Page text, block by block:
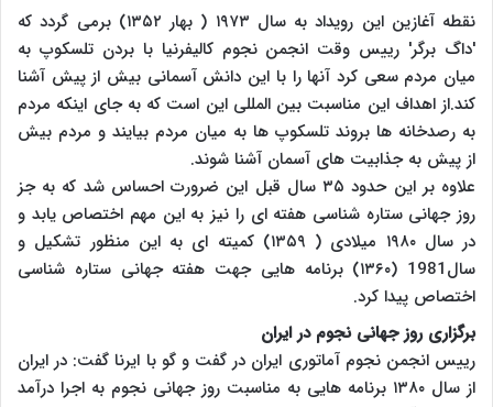
نقطه آغازین این رویداد به سال ۱۹۷۳ ( بهار ۱۳۵۲) برمی گردد که
'داگ برگر' رییس وقت انجمن نجوم کالیفرنیا با بردن تلسکوپ به
میان مردم سعی کرد آنها را با این دانش آسمانی بیش از پیش آشنا
کند.از اهداف این مناسبت بین المللی این است که به جای اینکه مردم
به رصدخانه ها بروند تلسکوپ ها به میان مردم بیایند و مردم بیش
از پیش به جذابیت های آسمان آشنا شوند.
علاوه بر این حدود ۳۵ سال قبل این ضرورت احساس شد که به جز
روز جهانی ستاره شناسی هفته ای را نیز به این مهم اختصاص یابد و
در سال ۱۹۸۰ میلادی ( ۱۳۵۹) کمیته ای به این منظور تشکیل و
سال1981 (۱۳۶۰) برنامه هایی جهت هفته جهانی ستاره شناسی
اختصاص پیدا کرد.
برگزاری روز جهانی نجوم در ایران
رییس انجمن نجوم آماتوری ایران در گفت و گو با ایرنا گفت: در ایران
از سال ۱۳۸۰ برنامه هایی به مناسبت روز جهانی نجوم به اجرا درآمد